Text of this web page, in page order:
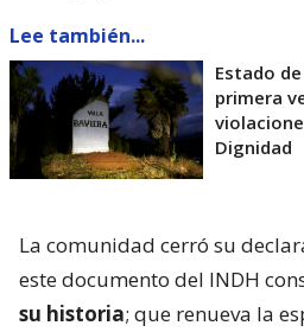
Lee también...
Estado
primera
Dignidad
La comunidad cerró su
este documento del INDH
su historia; que renueva la